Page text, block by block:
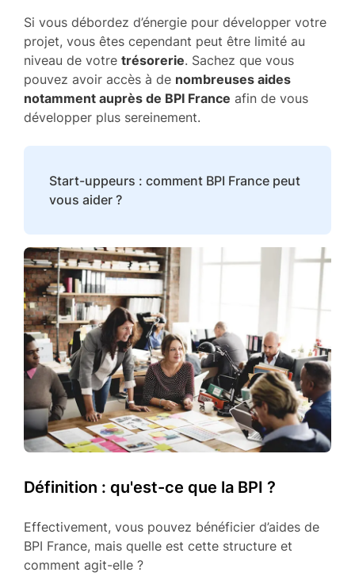
Si vous débordez d’énergie pour développer votre
projet, vous êtes cependant peut être limité au
niveau de votre trésorerie. Sachez que vous
pouvez avoir accès à de nombreuses aides
notamment auprès de BPI France afin de vous
développer plus sereinement.
Start-uppeurs : comment BPI France peut
vous aider ?
Définition : qu'est-ce que la BPI ?
Effectivement, vous pouvez bénéficier d’aides de
BPI France, mais quelle est cette structure et
comment agit-elle ?